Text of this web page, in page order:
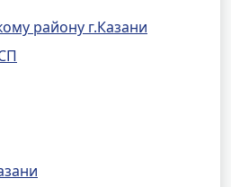
району г.Казани